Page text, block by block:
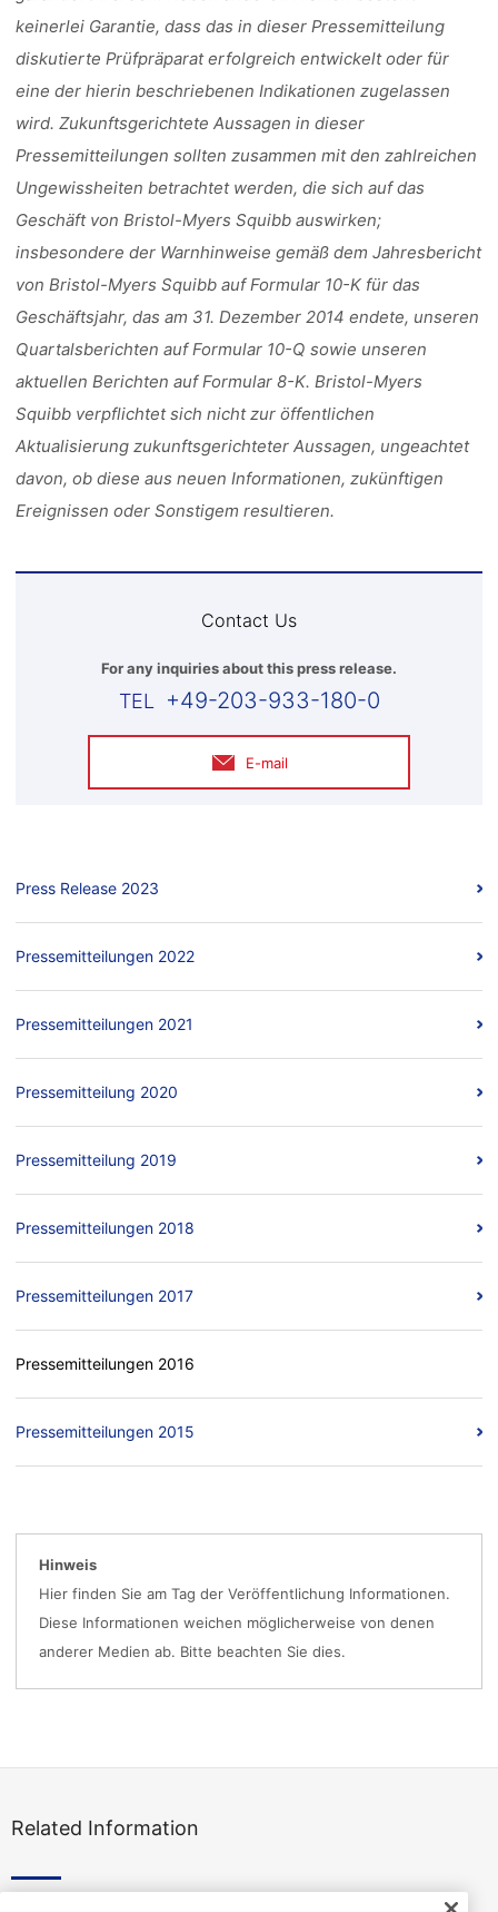
keinerlei Garantie, dass das in dieser Pressemitteilung
diskutierte Prüfpräparat erfolgreich entwickelt oder für
eine der hierin beschriebenen Indikationen zugelassen
wird. Zukunftsgerichtete Aussagen in dieser
Pressemitteilungen sollten zusammen mit den zahlreichen
Ungewissheiten betrachtet werden, die sich auf das
Geschäft von Bristol-Myers Squibb auswirken;
insbesondere der Warnhinweise gemäß dem Jahresbericht
von Bristol-Myers Squibb auf Formular 10-K für das
Geschäftsjahr, das am 31. Dezember 2014 endete, unseren
Quartalsberichten auf Formular 10-Q sowie unseren
aktuellen Berichten auf Formular 8-K. Bristol-Myers
Squibb verpflichtet sich nicht zur öffentlichen
Aktualisierung zukunftsgerichteter Aussagen, ungeachtet
davon, ob diese aus neuen Informationen, zukünftigen
Ereignissen oder Sonstigem resultieren.
Contact Us
For any inquiries about this press release.
+49-203-933-180-0
E-mail
Press Release 2023
Pressemitteilungen 2022
Pressemitteilungen 2021
Pressemitteilung 2020
Pressemitteilung 2019
Pressemitteilungen 2018
Pressemitteilungen 2017
Pressemitteilungen 2016
Pressemitteilungen 2015
Hinweis
Hier finden Sie am Tag der Veröffentlichung Informationen.
Diese Informationen weichen möglicherweise von denen
anderer Medien ab. Bitte beachten Sie dies.
Related Information